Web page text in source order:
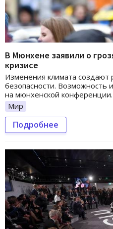
В Мюнхене заявили о
кризисе
Изменения климата
безопасности. Возможность
на мюнхенской конференции.
Мир
Подробнее